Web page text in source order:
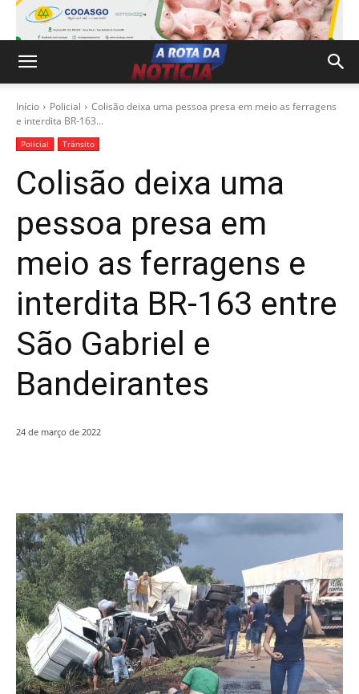
Início Policial
Colisão deixa uma pessoa presa em meio as ferragens
e interdita BR-163...
Policial Trânsito
Colisão deixa uma
pessoa presa em
meio as ferragens e
interdita BR-163 entre
São Gabriel e
Bandeirantes
24 de março de 2022